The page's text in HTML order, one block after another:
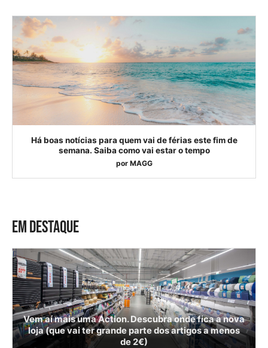
Há boas notícias para quem vai de férias este fim de
semana. Saiba como vai estar o tempo
por MAGG
EM DESTAQUE
Vem aí mais uma Action. Descubra onde fica a nova
loja (que vai ter grande parte dos artigos a menos
de 2€)